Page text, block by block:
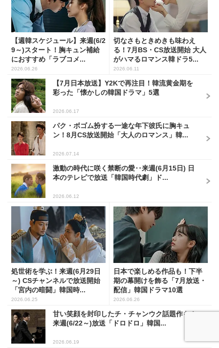
【週韓スケジュール】来週(6/2
9～)スタート！胸キュン補給
におすすめ「ラブコメ...
2026.06.26
切なさもときめきも味わえ
る！7月BS・CS放送開始 大人
がハマるロマンス韓ドラ5...
2026.06.11
【7月日本放送】Y2Kで再注目！韓流黄金期を
彩った「懐かしの韓国ドラマ」5選
2026.06.17
パク・ボゴム扮する一途な年下彼氏に胸キュ
ン！8月CS放送開始「大人のロマンス」韓...
2026.07.14
激動の時代に咲く禁断の愛‥来週(6月15日) 日
本のテレビで放送「韓国時代劇」ド...
2026.06.12
処世術を学ぶ！来週(6月29日
～) CSチャンネルで放送開始
「宮内の暗闘」韓国時...
2026.06.25
日本で楽しめる作品も！下半
期の幕開けを飾る「7月放送・
配信」韓国ドラマ10選
2026.06.26
甘い笑顔を封印したチ・チャンウク話題作も！
来週(6/22～)放送「ドロドロ」韓国...
2026.06.19